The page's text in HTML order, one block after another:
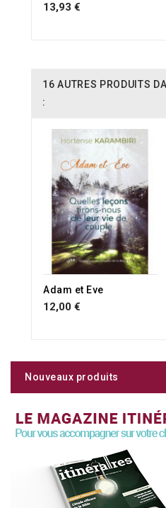
13,93 €
16 AUTRES PRODUITS
:
Adam et Eve
12,00 €
Nouveaux produits